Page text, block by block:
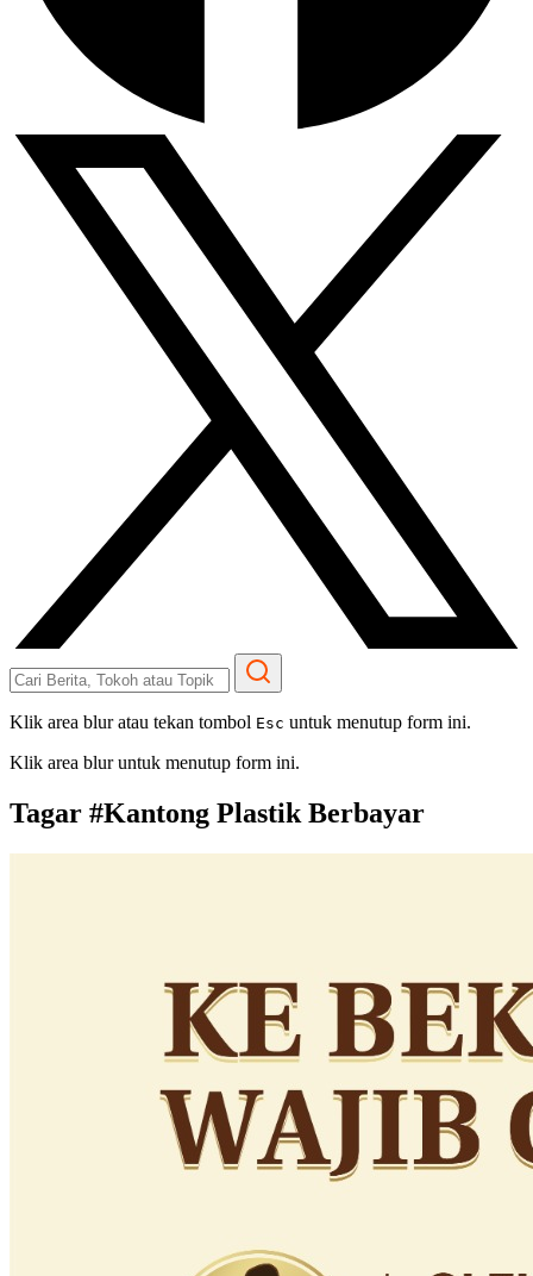
Klik area blur atau tekan tombol Esc untuk menutup form ini.
Klik area blur untuk menutup form ini.
Tagar #Kantong Plastik Berbayar